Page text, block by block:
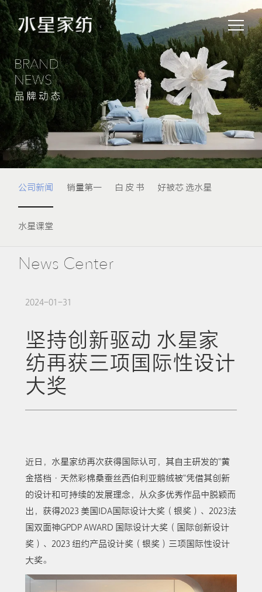
公司新闻 销量第一 白 皮 书 好被芯 选水星
水星课堂
News Center
2024-01-31
坚持创新驱动 水星家
纺再获三项国际性设计
大奖
近日，水星家纺再次获得国际认可，其自主研发的"黄
金搭档·天然彩棉桑蚕丝西伯利亚鹅绒被"凭借其创新
的设计和可持续的发展理念，从众多优秀作品中脱颖而
出，获得2023 美国IDA国际设计大奖（银奖）、2023法
国双面神GPDP AWARD 国际设计大奖（国际创新设计
奖）、2023 纽约产品设计奖（银奖）三项国际性设计
大奖。